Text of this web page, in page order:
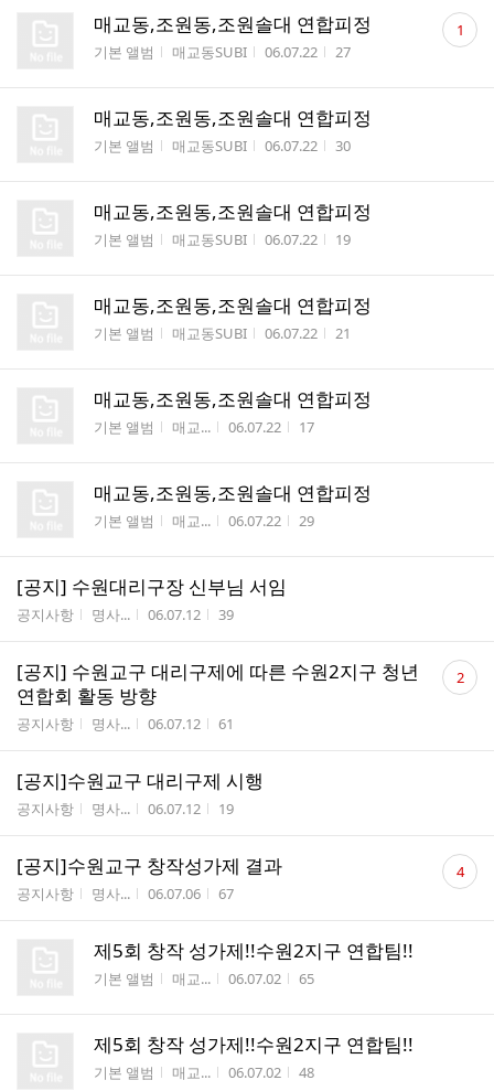
매교동,조원동,조원솔대 연합피정
게시판명
기본 앨범 작성자
매교동SUBI 작성시간
06.07.22 조회수
27
댓
글 1
매교동,조원동,조원솔대 연합피정
게시판명
기본 앨범 작성자
매교동SUBI 작성시간
06.07.22 조회수
30
매교동,조원동,조원솔대 연합피정
게시판명
기본 앨범 작성자
매교동SUBI 작성시간
06.07.22 조회수
19
매교동,조원동,조원솔대 연합피정
게시판명
기본 앨범 작성자
매교동SUBI 작성시간
06.07.22 조회수
21
매교동,조원동,조원솔대 연합피정
게시판명
기본 앨범 작성자
매교... 작성시간
06.07.22 조회수
17
매교동,조원동,조원솔대 연합피정
게시판명
기본 앨범 작성자
매교... 작성시간
06.07.22 조회수
29
[공지] 수원대리구장 신부님 서임
게시판명
공지사항 작성자
명사... 작성시간
06.07.12 조회수
39
[공지] 수원교구 대리구제에 따른 수원2지구 청년
연합회 활동 방향
게시판명
공지사항 작성자
명사... 작성시간
06.07.12 조회수
61
댓
글 2
[공지]수원교구 대리구제 시행
게시판명
공지사항 작성자
명사... 작성시간
06.07.12 조회수
19
[공지]수원교구 창작성가제 결과
게시판명
공지사항 작성자
명사... 작성시간
06.07.06 조회수
67
댓
글 4
제5회 창작 성가제!!수원2지구 연합팀!!
게시판명
기본 앨범 작성자
매교... 작성시간
06.07.02 조회수
65
제5회 창작 성가제!!수원2지구 연합팀!!
게시판명
기본 앨범 작성자
매교... 작성시간
06.07.02 조회수
48